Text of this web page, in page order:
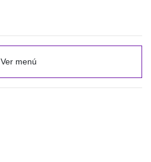
Ver menú